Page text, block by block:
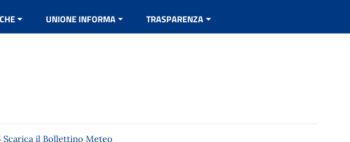
UNIONE INFORMA TRASPARENZA
Scarica il Bollettino Meteo